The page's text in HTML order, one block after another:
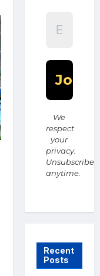
We
respect
your
privacy.
Unsubscribe
anytime.
Recent
Posts